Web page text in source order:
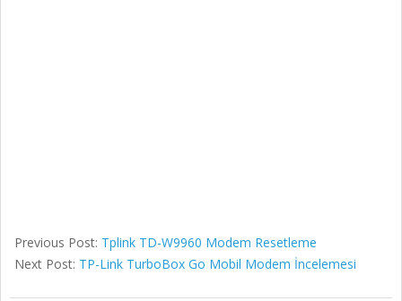
Previous Post: Tplink TD-W9960 Modem Resetleme
Next Post: TP-Link TurboBox Go Mobil Modem İncelemesi